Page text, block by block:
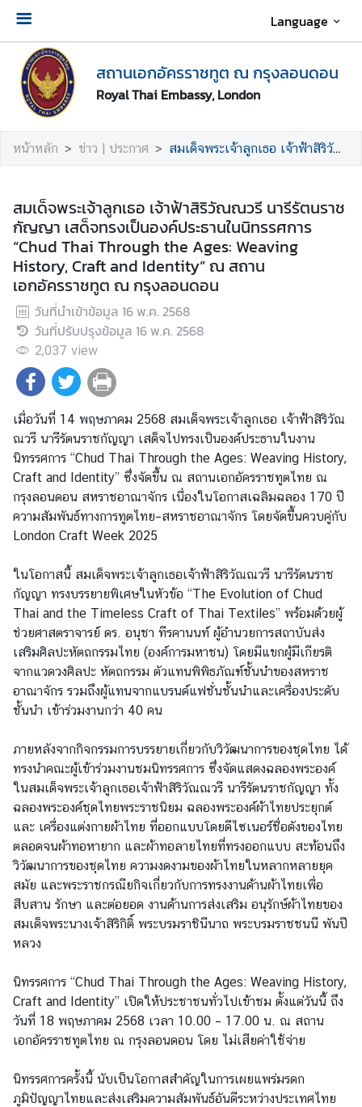
Language
สถานเอกอัครราชทูต ณ กรุงลอนดอน
Royal Thai Embassy, London
เ
กี่
ย
ว
บ
า
น
เ
อ
ก
อั
ค
ร
ร
า
ทู
ต
ข่
า
ว
|
ร
ะ
ก
า
ศ
บ
ริ
ก
ร
ด้
า
น
ก
ง
สุ
ล
ข้
มู
ล
สำ
ห
บ
ค
หน้าหลัก ข่าว | ประกาศ สมเด็จพระเจ้าลูกเธอ เจ้าฟ้าสิริวัณณวรี นารีรัตนราชกัญญา เสด็จทรงเป็นองค์ประธานในนิทรรศการ “Chud Thai Through the Ages: Weaving History, Craft and Identity” ณ สถานเอกอัครราชทูต ณ กรุงลอนดอน
สมเด็จพระเจ้าลูกเธอ เจ้าฟ้าสิริวัณณวรี นารีรัตนราช
กัญญา เสด็จทรงเป็นองค์ประธานในนิทรรศการ
“Chud Thai Through the Ages: Weaving
History, Craft and Identity” ณ สถาน
เอกอัครราชทูต ณ กรุงลอนดอน
วันที่นำเข้าข้อมูล 16 พ.ค. 2568
วันที่ปรับปรุงข้อมูล 16 พ.ค. 2568
2,037 view
เมื่อวันที่ 14 พฤษภาคม 2568 สมเด็จพระเจ้าลูกเธอ เจ้าฟ้าสิริวัณ
ณวรี นารีรัตนราชกัญญา เสด็จไปทรงเป็นองค์ประธานในงาน
นิทรรศการ “Chud Thai Through the Ages: Weaving History,
Craft and Identity” ซึ่งจัดขึ้น ณ สถานเอกอัครราชทูตไทย ณ
กรุงลอนดอน สหราชอาณาจักร เนื่องในโอกาสเฉลิมฉลอง 170 ปี
ความสัมพันธ์ทางการทูตไทย–สหราชอาณาจักร โดยจัดขึ้นควบคู่กับ
London Craft Week 2025
ในโอกาสนี้ สมเด็จพระเจ้าลูกเธอเจ้าฟ้าสิริวัณณวรี นารีรัตนราช
กัญญา ทรงบรรยายพิเศษในหัวข้อ “The Evolution of Chud
Thai and the Timeless Craft of Thai Textiles” พร้อมด้วยผู้
ช่วยศาสตราจารย์ ดร. อนุชา ทีรคานนท์ ผู้อำนวยการสถาบันส่ง
เสริมศิลปะหัตถกรรมไทย (องค์การมหาชน) โดยมีแขกผู้มีเกียรติ
จากแวดวงศิลปะ หัตถกรรม ตัวแทนพิพิธภัณฑ์ชั้นนำของสหราช
อาณาจักร รวมถึงผู้แทนจากแบรนด์แฟชั่นชั้นนำและเครื่องประดับ
ชั้นนำ เข้าร่วมงานกว่า 40 คน
ภายหลังจากกิจกรรมการบรรยายเกี่ยวกับวิวัฒนาการของชุดไทย ได้
ทรงนำคณะผู้เข้าร่วมงานชมนิทรรศการ ซึ่งจัดแสดงฉลองพระองค์
ในสมเด็จพระเจ้าลูกเธอเจ้าฟ้าสิริวัณณวรี นารีรัตนราชกัญญา ทั้ง
ฉลองพระองค์ชุดไทยพระราชนิยม ฉลองพระองค์ผ้าไทยประยุกต์
และ เครื่องแต่งกายผ้าไทย ที่ออกแบบโดยดีไซเนอร์ชื่อดังของไทย
ตลอดจนผ้าทอหายาก และผ้าทอลายไทยที่ทรงออกแบบ สะท้อนถึง
วิวัฒนาการของชุดไทย ความงดงามของผ้าไทยในหลากหลายยุค
สมัย และพระราชกรณียกิจเกี่ยวกับการทรงงานด้านผ้าไทยเพื่อ
สืบสาน รักษา และต่อยอด งานด้านการส่งเสริม อนุรักษ์ผ้าไทยของ
สมเด็จพระนางเจ้าสิริกิติ์ พระบรมราชินีนาถ พระบรมราชชนนี พันปี
หลวง
นิทรรศการ “Chud Thai Through the Ages: Weaving History,
Craft and Identity” เปิดให้ประชาชนทั่วไปเข้าชม ตั้งแต่วันนี้ ถึง
วันที่ 18 พฤษภาคม 2568 เวลา 10.00 – 17.00 น. ณ สถาน
เอกอัครราชทูตไทย ณ กรุงลอนดอน โดย ไม่เสียค่าใช้จ่าย
นิทรรศการครั้งนี้ นับเป็นโอกาสสำคัญในการเผยแพร่มรดก
ภูมิปัญญาไทยและส่งเสริมความสัมพันธ์อันดีระหว่างประเทศไทย